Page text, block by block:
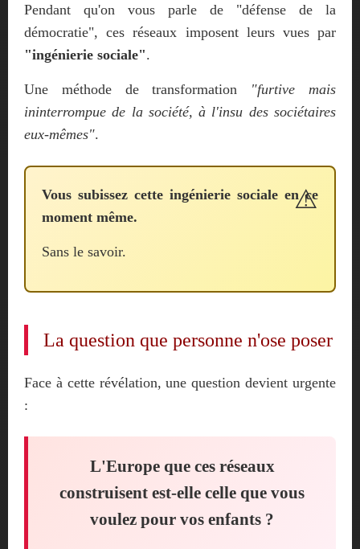
Pendant qu'on vous parle de "défense de la
démocratie", ces réseaux imposent leurs vues par
"ingénierie sociale".
Une méthode de transformation "furtive mais
ininterrompue de la société, à l'insu des sociétaires
eux-mêmes".
Vous subissez cette ingénierie sociale en ce
moment même.
Sans le savoir.
La question que personne n'ose poser
Face à cette révélation, une question devient urgente
:
L'Europe que ces réseaux
construisent est-elle celle que vous
voulez pour vos enfants ?